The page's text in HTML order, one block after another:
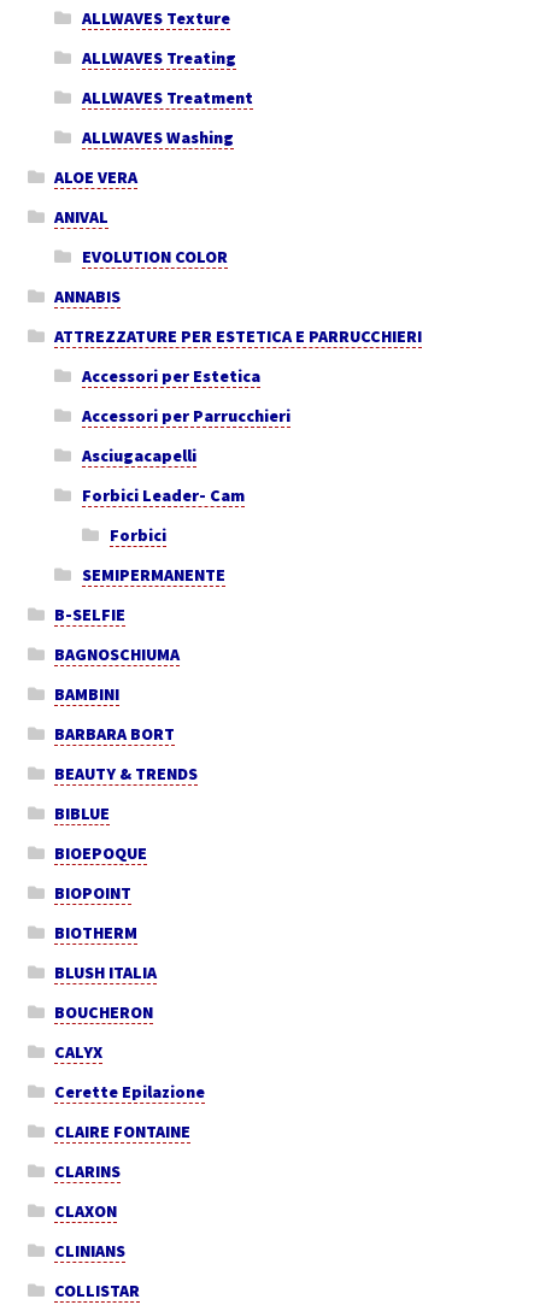
ALLWAVES Texture
ALLWAVES Treating
ALLWAVES Treatment
ALLWAVES Washing
ALOE VERA
ANIVAL
EVOLUTION COLOR
ANNABIS
ATTREZZATURE PER ESTETICA E PARRUCCHIERI
Accessori per Estetica
Accessori per Parrucchieri
Asciugacapelli
Forbici Leader- Cam
Forbici
SEMIPERMANENTE
B-SELFIE
BAGNOSCHIUMA
BAMBINI
BARBARA BORT
BEAUTY & TRENDS
BIBLUE
BIOEPOQUE
BIOPOINT
BIOTHERM
BLUSH ITALIA
BOUCHERON
CALYX
Cerette Epilazione
CLAIRE FONTAINE
CLARINS
CLAXON
CLINIANS
COLLISTAR